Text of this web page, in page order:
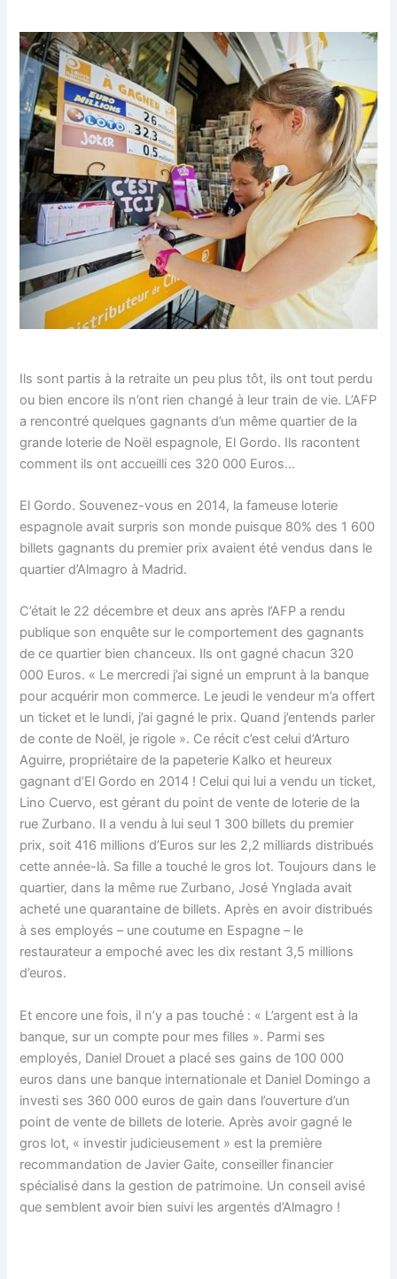
Ils sont partis à la retraite un peu plus tôt, ils ont tout perdu
ou bien encore ils n’ont rien changé à leur train de vie. L’AFP
a rencontré quelques gagnants d’un même quartier de la
grande loterie de Noël espagnole, El Gordo. Ils racontent
comment ils ont accueilli ces 320 000 Euros…
El Gordo. Souvenez-vous en 2014, la fameuse loterie
espagnole avait surpris son monde puisque 80% des 1 600
billets gagnants du premier prix avaient été vendus dans le
quartier d’Almagro à Madrid.
C’était le 22 décembre et deux ans après l’AFP a rendu
publique son enquête sur le comportement des gagnants
de ce quartier bien chanceux. Ils ont gagné chacun 320
000 Euros. « Le mercredi j’ai signé un emprunt à la banque
pour acquérir mon commerce. Le jeudi le vendeur m’a offert
un ticket et le lundi, j’ai gagné le prix. Quand j’entends parler
de conte de Noël, je rigole ». Ce récit c’est celui d’Arturo
Aguirre, propriétaire de la papeterie Kalko et heureux
gagnant d’El Gordo en 2014 ! Celui qui lui a vendu un ticket,
Lino Cuervo, est gérant du point de vente de loterie de la
rue Zurbano. Il a vendu à lui seul 1 300 billets du premier
prix, soit 416 millions d’Euros sur les 2,2 milliards distribués
cette année-là. Sa fille a touché le gros lot. Toujours dans le
quartier, dans la même rue Zurbano, José Ynglada avait
acheté une quarantaine de billets. Après en avoir distribués
à ses employés – une coutume en Espagne – le
restaurateur a empoché avec les dix restant 3,5 millions
d’euros.
Et encore une fois, il n’y a pas touché : « L’argent est à la
banque, sur un compte pour mes filles ». Parmi ses
employés, Daniel Drouet a placé ses gains de 100 000
euros dans une banque internationale et Daniel Domingo a
investi ses 360 000 euros de gain dans l’ouverture d’un
point de vente de billets de loterie. Après avoir gagné le
gros lot, « investir judicieusement » est la première
recommandation de Javier Gaite, conseiller financier
spécialisé dans la gestion de patrimoine. Un conseil avisé
que semblent avoir bien suivi les argentés d’Almagro !